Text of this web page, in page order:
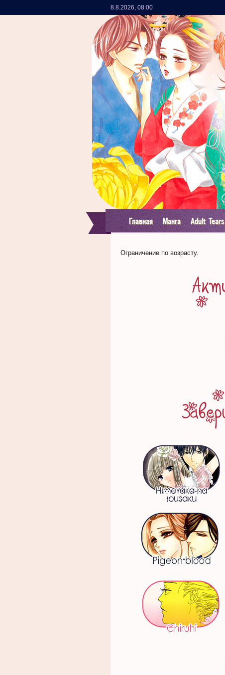
8.8.2026, 08:00
Главная Манга Adult Tears
Ограничение по возрасту.